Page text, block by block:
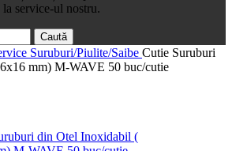
la service-ul nostru.
Caută
Suruburi/Piulite/Saibe Cutie Suruburi
mm) M-WAVE 50 buc/cutie